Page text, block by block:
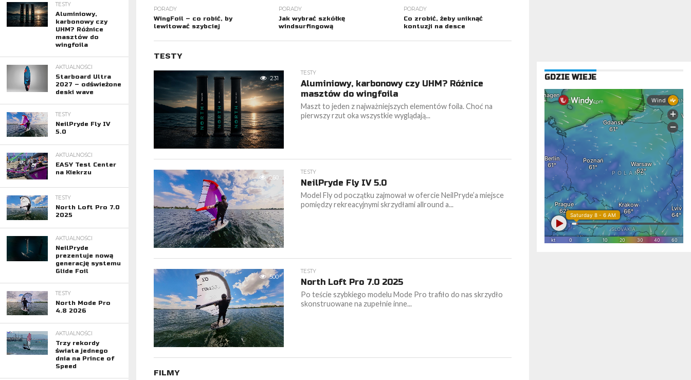
PORADY
WingFoil – co robić, by
lewitować szybciej
PORADY
Jak wybrać szkółkę
windsurfingową
PORADY
Co zrobić, żeby uniknąć
kontuzji na desce
TESTY
231
TESTY
Aluminiowy, karbonowy czy UHM? Różnice
masztów do wingfoila
Maszt to jeden z najważniejszych elementów foila. Choć na
pierwszy rzut oka wszystkie wyglądają...
260
TESTY
NeilPryde Fly IV 5.0
Model Fly od początku zajmował w ofercie NeilPryde’a miejsce
pomiędzy rekreacyjnymi skrzydłami allround a...
500
TESTY
North Loft Pro 7.0 2025
Po teście szybkiego modelu Mode Pro trafiło do nas skrzydło
skonstruowane na zupełnie inne...
FILMY
TESTY
Aluminiowy,
karbonowy czy
UHM? Różnice
masztów do
wingfoila
AKTUALNOŚCI
Starboard Ultra
2027 – odświeżone
deski wave
TESTY
NeilPryde Fly IV
5.0
AKTUALNOŚCI
EASY Test Center
na Kiekrzu
TESTY
North Loft Pro 7.0
2025
AKTUALNOŚCI
NeilPryde
prezentuje nową
generację systemu
Glide Foil
TESTY
North Mode Pro
4.8 2026
AKTUALNOŚCI
Trzy rekordy
świata jednego
dnia na Prince of
Speed
GDZIE WIEJE